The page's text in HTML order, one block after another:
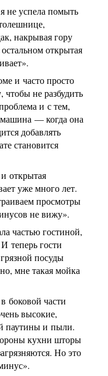
не успела помыть
накрывая гору
открытая
и часто просто
не разбудить
и с тем,
машина — когда она
добавлять
становится
открытая
уже много лет.
просмотры
не вижу».
частью гостиной,
теперь гости
посуды
мне такая мойка
боковой части
высокие,
паутины и пыли.
кухни шторы
Но это